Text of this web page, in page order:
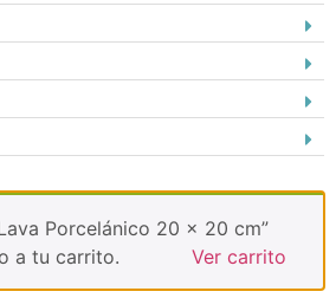
Porcelánico 20 x 20 cm”
a tu carrito.
Ver carrito